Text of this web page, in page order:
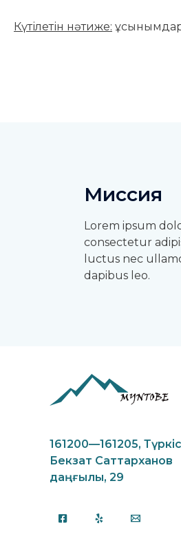
Күтілетін нәтиже: ұсынымдар
Миссия
Lorem ipsum
consectetur
luctus nec
dapibus leo.
161200—161205,
Бекзат Саттарханов
даңғылы, 29